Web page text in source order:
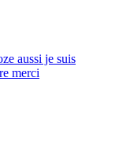
aussi je suis
merci